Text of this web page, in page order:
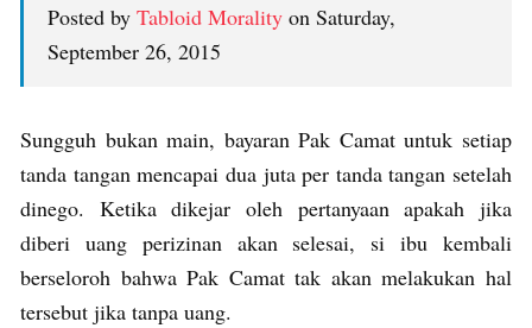
Posted by Tabloid Morality on Saturday,
September 26, 2015
Sungguh bukan main, bayaran Pak Camat untuk setiap
tanda tangan mencapai dua juta per tanda tangan setelah
dinego. Ketika dikejar oleh pertanyaan apakah jika
diberi uang perizinan akan selesai, si ibu kembali
berseloroh bahwa Pak Camat tak akan melakukan hal
tersebut jika tanpa uang.